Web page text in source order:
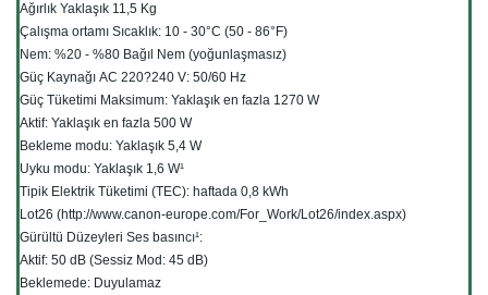
Ağırlık Yaklaşık 11,5 Kg
Çalışma ortamı Sıcaklık: 10 - 30°C (50 - 86°F)
Nem: %20 - %80 Bağıl Nem (yoğunlaşmasız)
Güç Kaynağı AC 220?240 V: 50/60 Hz
Güç Tüketimi Maksimum: Yaklaşık en fazla 1270 W
Aktif: Yaklaşık en fazla 500 W
Bekleme modu: Yaklaşık 5,4 W
Uyku modu: Yaklaşık 1,6 W¹
Tipik Elektrik Tüketimi (TEC): haftada 0,8 kWh
Lot26 (http://www.canon-europe.com/For_Work/Lot26/index.aspx)
Gürültü Düzeyleri Ses basıncı¹:
Aktif: 50 dB (Sessiz Mod: 45 dB)
Beklemede: Duyulamaz